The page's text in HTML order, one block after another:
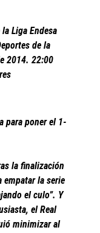
Liga Endesa
de la
2014. 22:00
para poner el 1-
la finalización
la serie
el culo”. Y
el Real
minimizar al